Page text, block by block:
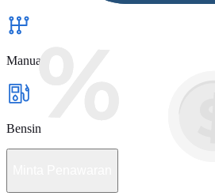
Manual
Bensin